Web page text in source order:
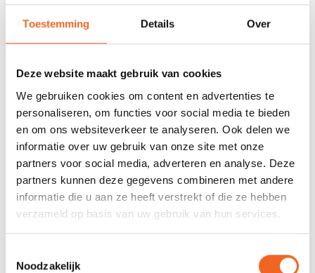
Toestemming Details Over
Deze website maakt gebruik van cookies
We gebruiken cookies om content en advertenties te
personaliseren, om functies voor social media te bieden
en om ons websiteverkeer te analyseren. Ook delen we
informatie over uw gebruik van onze site met onze
partners voor social media, adverteren en analyse. Deze
partners kunnen deze gegevens combineren met andere
informatie die u aan ze heeft verstrekt of die ze hebben
verzameld op basis van uw gebruik van hun services.
Noodzakelijk
AQUA BOUND MANTA RAY
FIBRE-HYBRID, POSI-LOK
€249,00 €199,00
AQUA BOUND MANTA RAY
CARBON-NYLON, VERSA-
LOK
€279,00